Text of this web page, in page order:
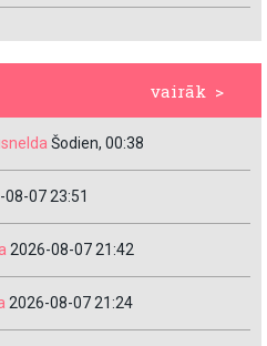
vairāk >
Šodien, 00:38
08-07 23:51
2026-08-07 21:42
2026-08-07 21:24